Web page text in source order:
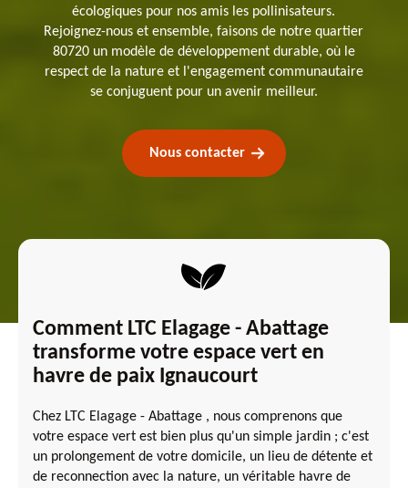
écologiques pour nos amis les pollinisateurs.
Rejoignez-nous et ensemble, faisons de notre quartier
80720 un modèle de développement durable, où le
respect de la nature et l'engagement communautaire
se conjuguent pour un avenir meilleur.
Nous contacter
Comment LTC Elagage - Abattage
transforme votre espace vert en
havre de paix Ignaucourt
Chez LTC Elagage - Abattage , nous comprenons que
votre espace vert est bien plus qu'un simple jardin ; c'est
un prolongement de votre domicile, un lieu de détente et
de reconnection avec la nature, un véritable havre de